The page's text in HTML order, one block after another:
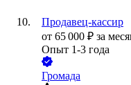
Продавец-кассир
от 65 000 ₽ за
Опыт 1-3 года
Громада